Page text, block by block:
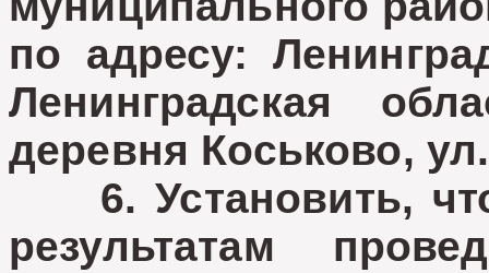
по адресу:
Ленинградская
деревня Коськово,
6. Установить,
результатам